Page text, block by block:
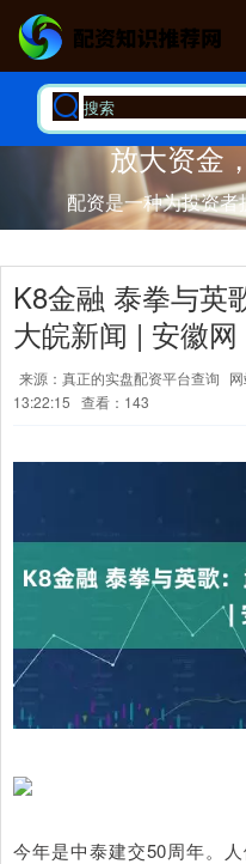
放大资金
配资是一种为投资
K8金融 泰拳与英
大皖新闻 | 安徽网
来源：真正的实盘配资平台查询
13:22:15 查看：143
今年是中泰建交50周年。